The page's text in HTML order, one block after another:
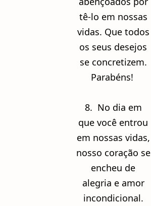
tê-lo em nossas
vidas. Que todos
os seus desejos
se concretizem.
Parabéns!
8. No dia em
que você entrou
em nossas vidas,
nosso coração se
encheu de
alegria e amor
incondicional.